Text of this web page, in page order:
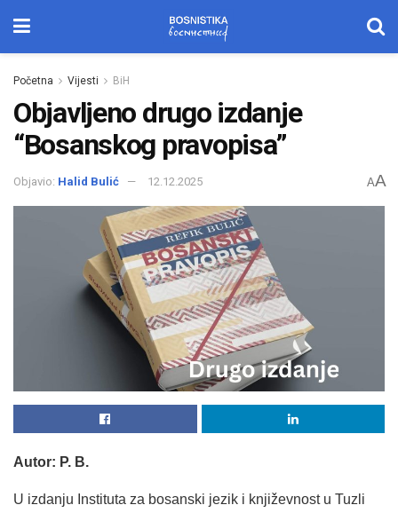
Početna Vijesti BiH
Objavljeno drugo izdanje
“Bosanskog pravopisa”
Objavio: Halid Bulić 12.12.2025 AA
Autor: P. B.
U izdanju Instituta za bosanski jezik i književnost u Tuzli